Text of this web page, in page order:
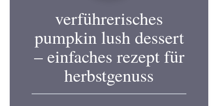
verführerisches
pumpkin lush dessert
– einfaches rezept für
herbstgenuss